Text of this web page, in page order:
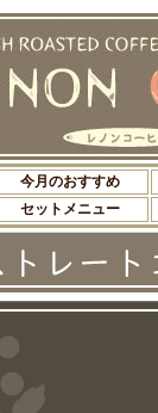
今月のおすすめ
セットメニュー